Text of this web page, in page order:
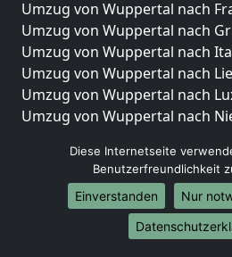
Umzug von Wuppertal nach
Umzug von Wuppertal nach
Umzug von Wuppertal nach
Umzug von Wuppertal nach
Umzug von Wuppertal nach
Umzug von Wuppertal nach
Umzüge-
Umzug von Wuppertal nach
Umzug von Wuppertal nach
Umzug von Wuppertal nach
Diese Internetseite
Benutzerfreundlichkeit
Einverstanden
Nur